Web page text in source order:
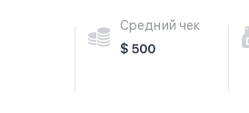
Средний чек
$ 500